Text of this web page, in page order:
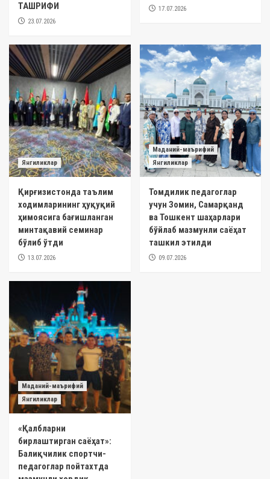
ТАШРИФИ
23.07.2026
17.07.2026
Янгиликлар
Қирғизистонда таълим
ходимларининг ҳуқуқий
ҳимоясига бағишланган
минтақавий семинар
бўлиб ўтди
13.07.2026
Маданий-маърифий
Янгиликлар
Томдилик педагоглар
учун Зомин, Самарқанд
ва Тошкент шаҳарлари
бўйлаб мазмунли саёҳат
ташкил этилди
09.07.2026
Маданий-маърифий
Янгиликлар
«Қалбларни
бирлаштирган саёҳат»:
Балиқчилик спортчи-
педагоглар пойтахтда